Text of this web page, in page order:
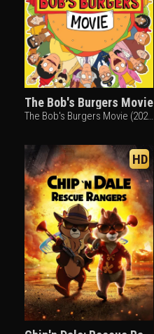
The Bob's Burgers Movie
The Bob's Burgers Movie (2022)
HD